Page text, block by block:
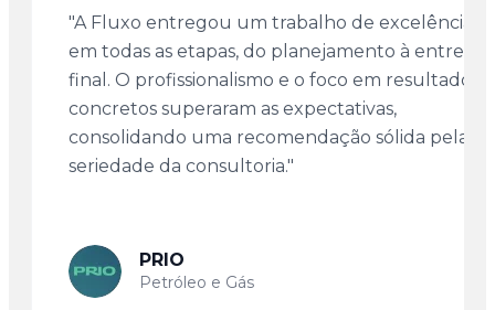
"A Fluxo entregou um trabalho de excelência
em todas as etapas, do planejamento à entrega
final. O profissionalismo e o foco em resultados
concretos superaram as expectativas,
consolidando uma recomendação sólida pela
seriedade da consultoria."
PRIO
Petróleo e Gás